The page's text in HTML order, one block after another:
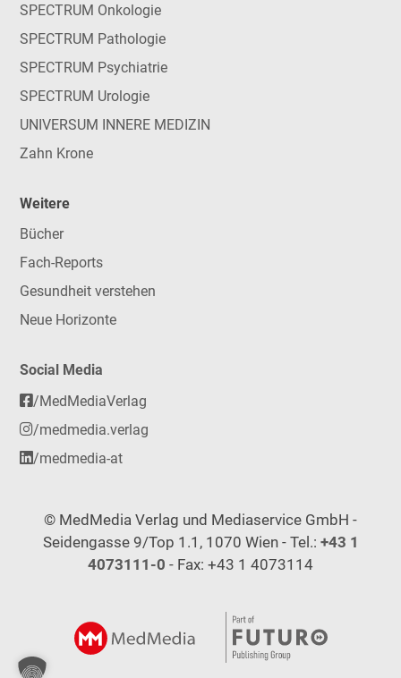
SPECTRUM Onkologie
SPECTRUM Pathologie
SPECTRUM Psychiatrie
SPECTRUM Urologie
UNIVERSUM INNERE MEDIZIN
Zahn Krone
Weitere
Bücher
Fach-Reports
Gesundheit verstehen
Neue Horizonte
Social Media
/MedMediaVerlag
/medmedia.verlag
/medmedia-at
© MedMedia Verlag und Mediaservice GmbH -
Seidengasse 9/Top 1.1, 1070 Wien - Tel.: +43 1
4073111-0 - Fax: +43 1 4073114